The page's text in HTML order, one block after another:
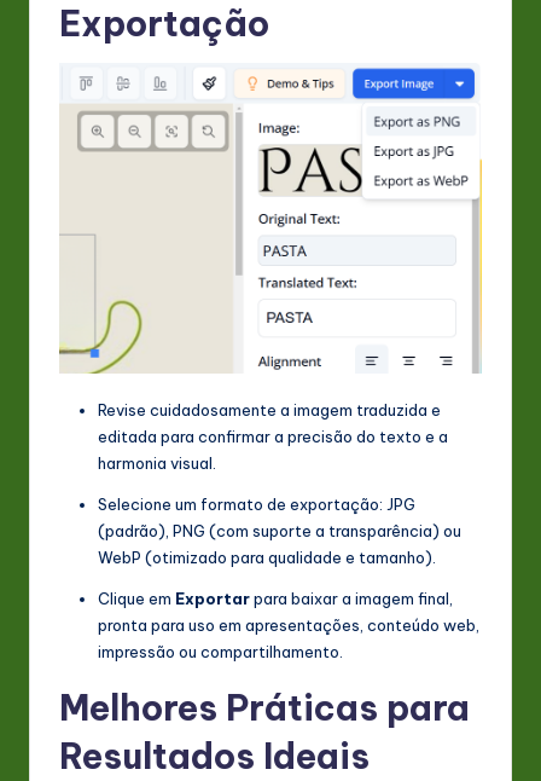
Exportação
Revise cuidadosamente a imagem traduzida e
editada para confirmar a precisão do texto e a
harmonia visual.
Selecione um formato de exportação: JPG
(padrão), PNG (com suporte a transparência) ou
WebP (otimizado para qualidade e tamanho).
Clique em Exportarpara baixar a imagem final,
pronta para uso em apresentações, conteúdo web,
impressão ou compartilhamento.
Melhores Práticas para
Resultados Ideais